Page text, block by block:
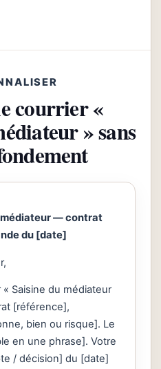
courrier «
» sans
médiateur — contrat
du [date]
Saisine du médiateur
[référence],
bien ou risque]. Le
en une phrase]. Votre
/ décision] du [date]